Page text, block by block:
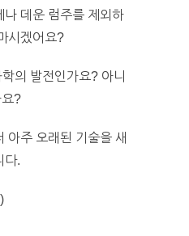
나 데운 럼주를 제외하
시겠어요?
의 발전인가요? 아니
?
아주 오래된 기술을 새
다.